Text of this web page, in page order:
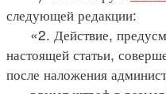
следующей редакции:
«2. Действие,
настоящей статьи,
после наложения